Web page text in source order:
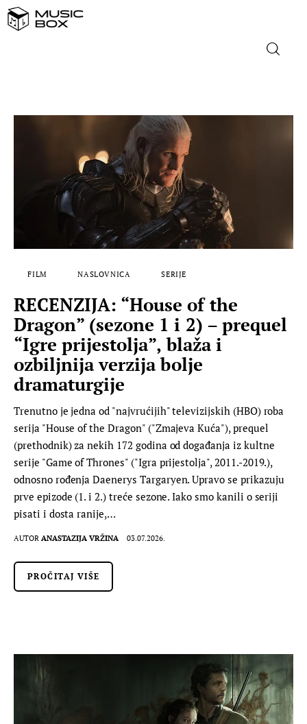
DOMAĆA GLAZBA
STRANA GLAZBA
FILM
MUSIC BOX
FILM NASLOVNICA SERIJE
RECENZIJA: “House of the
Dragon” (sezone 1 i 2) – prequel
“Igre prijestolja”, blaža i
ozbiljnija verzija bolje
dramaturgije
Trenutno je jedna od "najvrućijih" televizijskih (HBO) roba
serija "House of the Dragon" ("Zmajeva Kuća"), prequel
(prethodnik) za nekih 172 godina od događanja iz kultne
serije "Game of Thrones" ("Igra prijestolja", 2011.-2019.),
odnosno rođenja Daenerys Targaryen. Upravo se prikazuju
prve epizode (1. i 2.) treće sezone. Iako smo kanili o seriji
pisati i dosta ranije,…
AUTOR ANASTAZIJA VRŽINA 03.07.2026.
PROČITAJ VIŠE